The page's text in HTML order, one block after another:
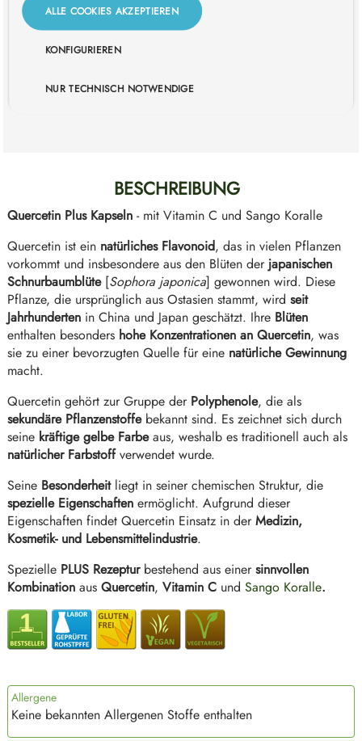
Bestelle für +59,00 €und Du erhältst Deine Bestellung
BESCHREIBUNG
Quercetin Plus Kapseln - mit Vitamin C und Sango Koralle
Quercetin ist ein natürliches Flavonoid, das in vielen Pflanzen
vorkommt und insbesondere aus den Blüten der japanischen
Schnurbaumblüte[Sophora japonica] gewonnen wird. Diese
Pflanze, die ursprünglich aus Ostasien stammt, wird seit
Jahrhunderten in China und Japan geschätzt. Ihre Blüten
enthalten besonders hohe Konzentrationen an Quercetin, was
sie zu einer bevorzugten Quelle für eine natürliche Gewinnung
macht.
Quercetin gehört zur Gruppe der Polyphenole, die als
sekundäre Pflanzenstoffebekannt sind. Es zeichnet sich durch
seine kräftige gelbe Farbeaus, weshalb es traditionell auch als
natürlicher Farbstoffverwendet wurde.
Seine Besonderheitliegt in seiner chemischen Struktur, die
spezielle Eigenschaften ermöglicht. Aufgrund dieser
Eigenschaften findet Quercetin Einsatz in derMedizin,
Kosmetik- und Lebensmittelindustrie.
Spezielle PLUS Rezepturbestehend aus einersinnvollen
Kombination aus Quercetin, Vitamin C und Sango Koralle.
Allergene
Keine bekannten Allergenen Stoffe enthalten
NUR TECHNISCH NOTWENDIGE
KONFIGURIEREN
ALLE COOKIES AKZEPTIEREN